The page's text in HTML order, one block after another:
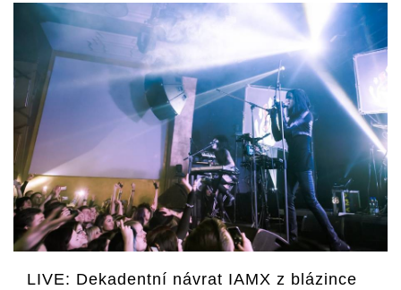
LIVE: Dekadentní návrat IAMX z blázince